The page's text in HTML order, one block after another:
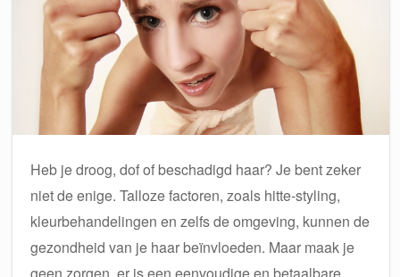
Heb je droog, dof of beschadigd haar? Je bent zeker
niet de enige. Talloze factoren, zoals hitte-styling,
kleurbehandelingen en zelfs de omgeving, kunnen de
gezondheid van je haar beïnvloeden. Maar maak je